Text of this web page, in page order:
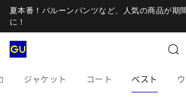
夏本番！バルーンパンツなど、人気の商品が期
に！
ジャケット コート ベスト